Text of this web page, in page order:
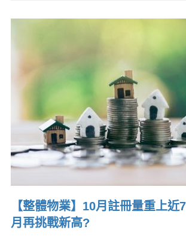
【整體物業】10月註冊量重上近
月再挑戰新高?